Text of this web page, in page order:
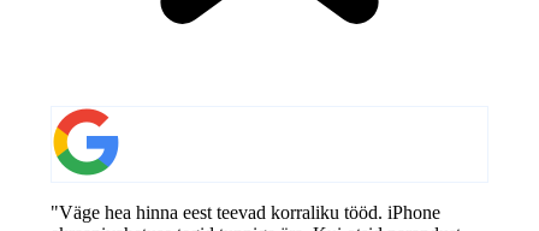
"Väge hea hinna eest teevad korraliku tööd. iPhone